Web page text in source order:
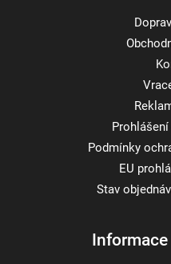
Podmínky
EU
Stav